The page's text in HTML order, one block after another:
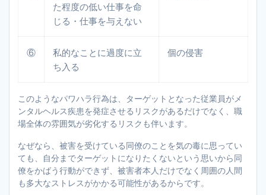
た程度の低い仕事を命
じる・仕事を与えない
⑥
私的なことに過度に立
ち入る
個の侵害
このようなパワハラ行為は、ターゲットとなった従業員がメ
ンタルヘルス疾患を発症させるリスクがあるだけでなく、職
場全体の雰囲気が劣化するリスクも伴います。
なぜなら、被害を受けている同僚のことを気の毒に思ってい
ても、自分までターゲットになりたくないという思いから同
僚をかばう行動ができず、被害者本人だけでなく周囲の人間
も多大なストレスがかかる可能性があるからです。